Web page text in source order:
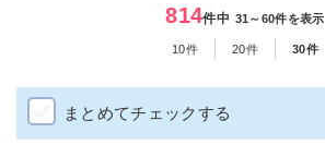
814件中 31～60件を表示
10件 20件 30件
まとめてチェックする